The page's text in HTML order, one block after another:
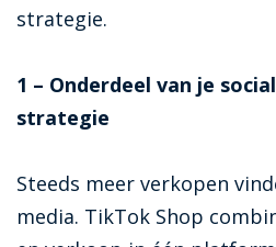
strategie.
1 – Onderdeel van je
strategie
Steeds meer verkopen
media. TikTok Shop